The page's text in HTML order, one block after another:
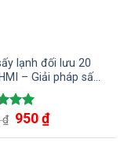
lạnh đối lưu 20
– Giải pháp sấy
quả cho doanh
xếp
₫ 950₫